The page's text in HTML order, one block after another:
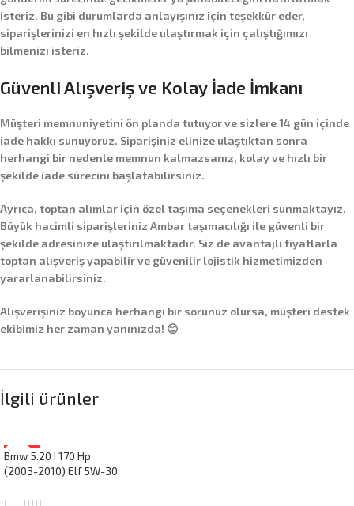
isteriz. Bu gibi durumlarda anlayışınız için teşekkür eder,
siparişlerinizi en hızlı şekilde ulaştırmak için çalıştığımızı
bilmenizi isteriz.
Güvenli Alışveriş ve Kolay İade İmkanı
Müşteri memnuniyetini ön planda tutuyor ve sizlere14 gün içinde
iade hakkı sunuyoruz. Siparişiniz elinize ulaştıktan sonra
herhangi bir nedenle memnun kalmazsanız, kolay ve hızlı bir
şekilde iade sürecini başlatabilirsiniz.
Ayrıca, toptan alımlar için özel taşıma seçenekleri sunmaktayız.
Büyük hacimli siparişleriniz Ambar taşımacılığı ile güvenli bir
şekilde adresinize ulaştırılmaktadır. Siz de avantajlı fiyatlarla
toptan alışveriş yapabilir ve güvenilir lojistik hizmetimizden
yararlanabilirsiniz.
Alışverişiniz boyunca herhangi bir sorunuz olursa, müşteri destek
ekibimiz her zaman yanınızda! 😊
İlgili ürünler
-16%
Bmw 5.20 I 170 Hp
(2003-2010) Elf 5W-30
Bakım Seti 3 Parça Set